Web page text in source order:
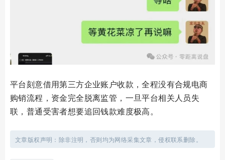
平台刻意借用第三方企业账户收款，全程没有合规电商
购销流程，资金完全脱离监管，一旦平台相关人员失
联，普通受害者想要追回钱款难度极高。
文章版权声明：除非注明，否则均为网络采集文章，侵权联系删除。